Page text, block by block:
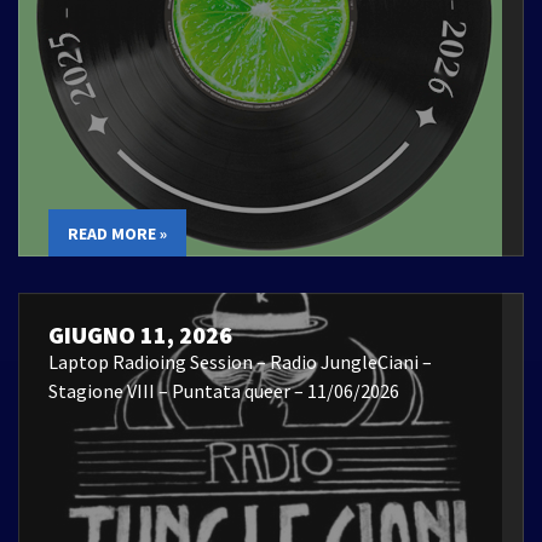
READ MORE »
GIUGNO 11, 2026
Laptop Radioing Session – Radio JungleCiani –
Stagione VIII – Puntata queer – 11/06/2026